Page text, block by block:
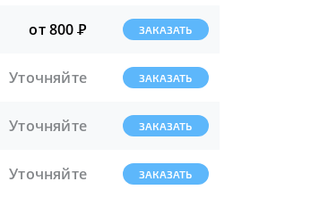
от 800Р ЗАКАЗАТЬ
Уточняйте ЗАКАЗАТЬ
Уточняйте ЗАКАЗАТЬ
Уточняйте ЗАКАЗАТЬ